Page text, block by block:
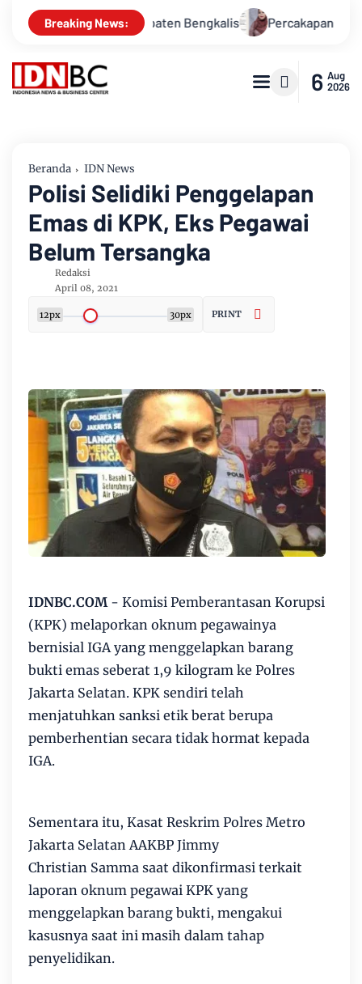
Breaking News:
Kabupaten Bengkalis Percakapan Bocor! Elite DPRD
6 Aug
2026
Beranda IDN News
Polisi Selidiki Penggelapan
Emas di KPK, Eks Pegawai
Belum Tersangka
Redaksi
April 08, 2021
12px 30px PRINT
IDNBC.COM- Komisi Pemberantasan Korupsi
(KPK) melaporkan oknum pegawainya
bernisial IGA yang menggelapkan barang
bukti emas seberat 1,9 kilogram ke Polres
Jakarta Selatan. KPK sendiri telah
menjatuhkan sanksi etik berat berupa
pemberhentian secara tidak hormat kepada
IGA.
Sementara itu, Kasat Reskrim Polres Metro
Jakarta Selatan AAKBP Jimmy
Christian Samma saat dikonfirmasi terkait
laporan oknum pegawai KPK yang
menggelapkan barang bukti, mengakui
kasusnya saat ini masih dalam tahap
penyelidikan.